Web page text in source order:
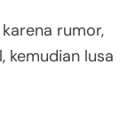
rumor,
kemudian lusa